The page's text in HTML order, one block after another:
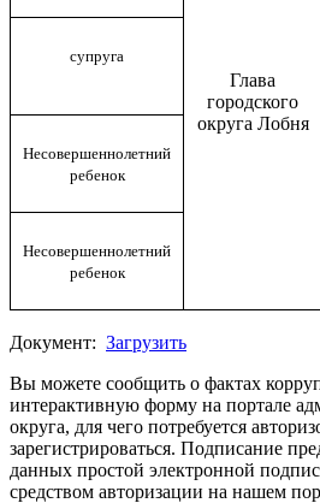
Глава
городского
округа Лобня
супруга
Несовершеннолетний
ребенок
Несовершеннолетний
ребенок
Документ: Загрузить
Вы можете сообщить о фактах
интерактивную форму на портале
округа, для чего потребуется
зарегистрироваться. Подписание
данных простой электронной
средством авторизации на нашем